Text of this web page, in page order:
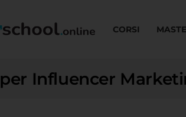
CORSI
Influencer